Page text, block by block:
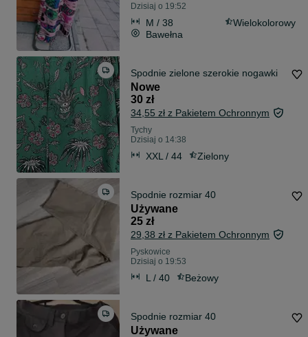
Dzisiaj o 19:52
M / 38
Wielokolorowy
Bawełna
Spodnie zielone szerokie nogawki
Nowe
30 zł
34,55 zł z Pakietem Ochronnym
Tychy
Dzisiaj o 14:38
XXL / 44 Zielony
Spodnie rozmiar 40
Używane
25 zł
29,38 zł z Pakietem Ochronnym
Pyskowice
Dzisiaj o 19:53
L / 40 Beżowy
Spodnie rozmiar 40
Używane